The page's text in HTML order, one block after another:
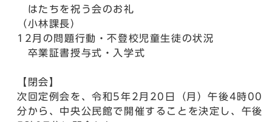
はたちを祝う会のお礼
（小林課長）
12月の問題行動・不登校児童生徒の状況
卒業証書授与式・入学式
【閉会】
次回定例会を、令和5年2月20日（月）午後4時00
分から、中央公民館で開催することを決定し、午後